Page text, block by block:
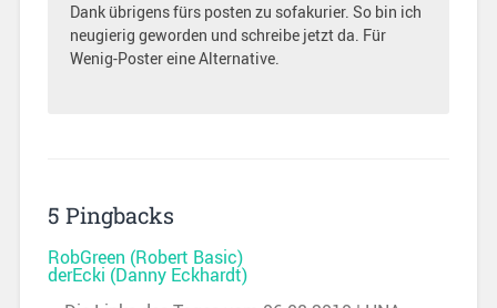
Dank übrigens fürs posten zu sofakurier. So bin ich
neugierig geworden und schreibe jetzt da. Für
Wenig-Poster eine Alternative.
5 Pingbacks
RobGreen (Robert Basic)
derEcki (Danny Eckhardt)